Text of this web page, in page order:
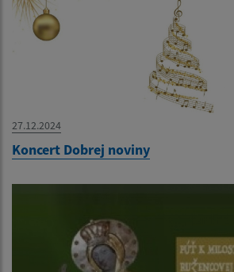
27.12.2024
Koncert Dobrej noviny